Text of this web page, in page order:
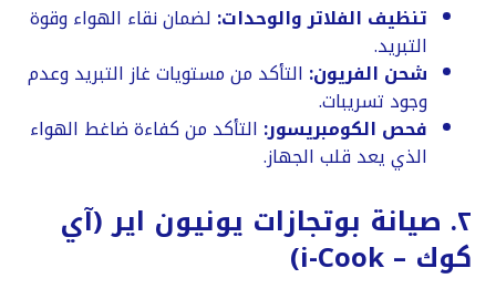
تنظيف الفلاتر والوحدات: لضمان نقاء الهواء وقوة
التبريد.
شحن الفريون: التأكد من مستويات غاز التبريد وعدم
وجود تسريبات.
فحص الكومبريسور: التأكد من كفاءة ضاغط الهواء
الذي يعد قلب الجهاز.
​٢. صيانة بوتجازات يونيون اير (آي
كوك – i-Cook)